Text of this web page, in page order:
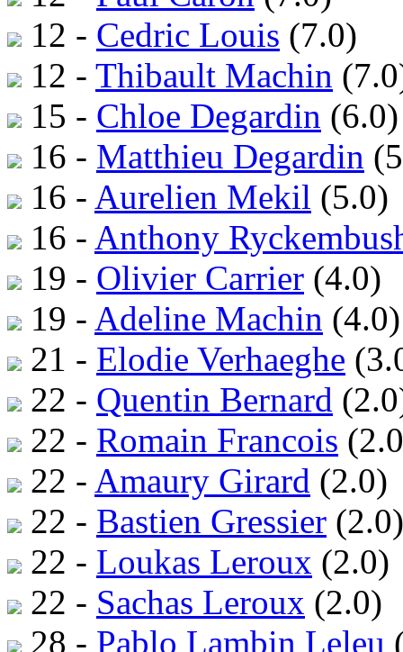
12 - Cedric Louis (7.0)
12 - Thibault Machin
15 - Chloe Degardin (6.0)
16 - Matthieu Degardin
16 - Aurelien Mekil (5.0)
16 - Anthony
19 - Olivier Carrier (4.0)
19 - Adeline Machin (4.0)
21 - Elodie Verhaeghe
22 - Quentin Bernard
22 - Romain Francois
22 - Amaury Girard (2.0)
22 - Bastien Gressier (2.0)
22 - Loukas Leroux (2.0)
22 - Sachas Leroux (2.0)
28 - Pablo Lambin Leleu